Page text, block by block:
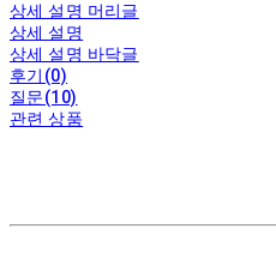
상세 설명 머리글
상세 설명
상세 설명 바닥글
후기(0)
질문(10)
관련 상품